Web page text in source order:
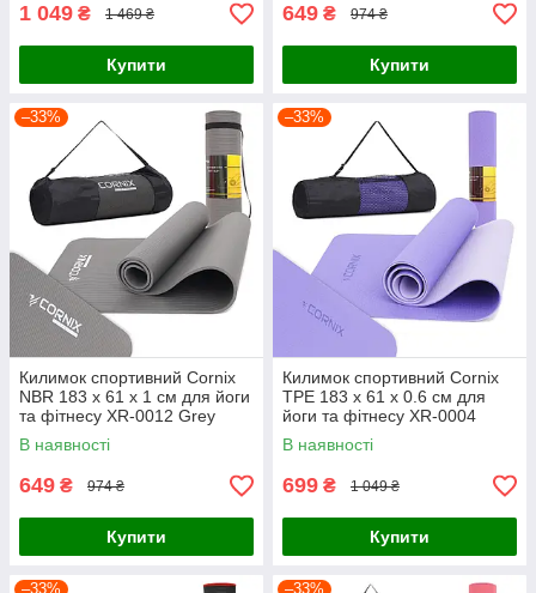
1 049 ₴ 1 469 ₴
Купити
649 ₴ 974 ₴
Купити
–33%
Килимок спортивний Cornix
NBR 183 x 61 x 1 cм для йоги
та фітнесу XR-0012 Grey
В наявності
649 ₴ 974 ₴
Купити
–33%
Килимок спортивний Cornix
TPE 183 x 61 x 0.6 см для
йоги та фітнесу XR-0004
Violet/Purple
В наявності
699 ₴ 1 049 ₴
Купити
–33% –33%